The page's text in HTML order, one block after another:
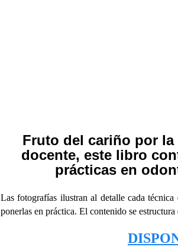
Fruto del cariño por
docente, este libro
prácticas en
Las fotografías ilustran al detalle cada
ponerlas en práctica. El contenido se